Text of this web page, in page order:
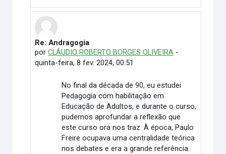
Em resposta à Jerônimo Vidal Ferreira
Re: Andragogia
por CLÁUDIO ROBERTO BORGES OLIVEIRA-
quinta-feira, 8 fev. 2024, 00:51
No final da década de 90, eu estudei
Pedagogia com habilitação em
Educação de Adultos, e durante o curso,
pudemos aprofundar a reflexão que
este curso ora nos traz. À época, Paulo
Freire ocupava uma centralidade teórica
nos debates e era a grande referência.